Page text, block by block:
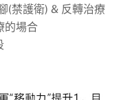
(禁護衛) & 反轉治療
的場合